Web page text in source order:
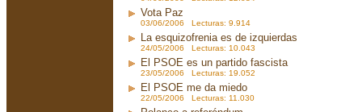
Vota Paz
03/06/2006 Lecturas: 9.914
La esquizofrenia es de izquierdas
24/05/2006 Lecturas: 10.043
El PSOE es un partido fascista
23/05/2006 Lecturas: 19.052
El PSOE me da miedo
22/05/2006 Lecturas: 11.030